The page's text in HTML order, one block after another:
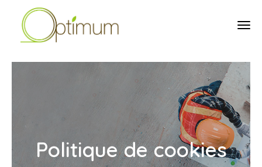
Politique de cookies